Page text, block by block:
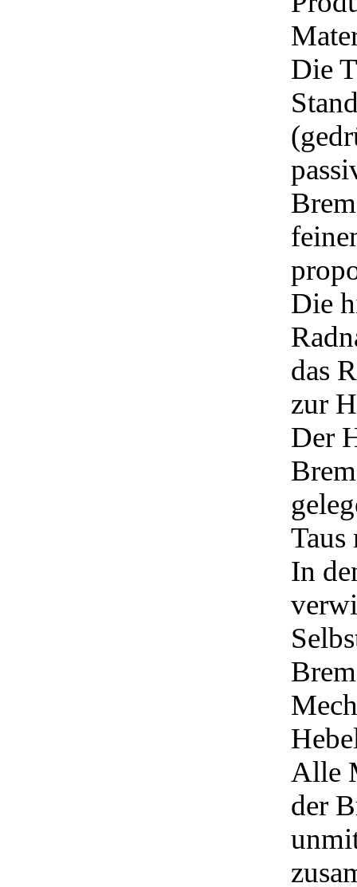
Die
Die
das
zur
Der
In
Alle
der